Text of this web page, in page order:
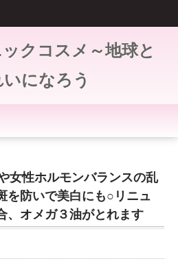
クコスメ～地球と
になろう
女性ホルモンバランスの乱
を防いで美白にも○リニュ
、オメガ３油がとれます